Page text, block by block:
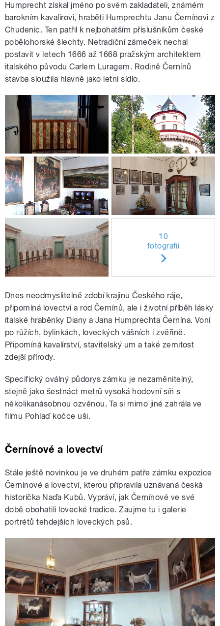
Humprecht získal jméno po svém zakladateli, známém
barokním kavalírovi, hraběti Humprechtu Janu Černínovi z
Chudenic. Ten patřil k nejbohatším příslušníkům české
pobělohorské šlechty. Netradiční zámeček nechal
postavit v letech 1666 až 1668 pražským architektem
italského původu Carlem Luragem. Rodině Černínů
stavba sloužila hlavně jako letní sídlo.
10
fotografií
Dnes neodmyslitelně zdobí krajinu Českého ráje,
připomíná lovectví a rod Černínů, ale i životní příběh lásky
italské hraběnky Diany a Jana Humprechta Černína. Voní
po růžích, bylinkách, loveckých vášních i zvěřině.
Připomíná kavalírství, stavitelský um a také zemitost
zdejší přírody.
Specifický oválný půdorys zámku je nezaměnitelný,
stejně jako šestnáct metrů vysoká hodovní síň s
několikanásobnou ozvěnou. Ta si mimo jiné zahrála ve
filmu Pohlaď kočce uši.
Černínové a lovectví
Stále ještě novinkou je ve druhém patře zámku expozice
Černínové a lovectví, kterou připravila uznávaná česká
historička Naďa Kubů. Vypráví, jak Černínové ve své
době obohatili lovecké tradice. Zaujme tu i galerie
portrétů tehdejších loveckých psů.